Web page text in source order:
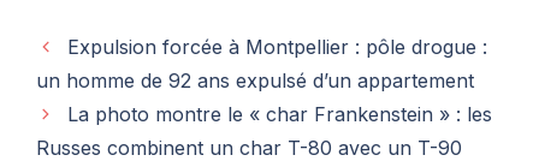
Expulsion forcée à Montpellier : pôle drogue :
un homme de 92 ans expulsé d’un appartement
La photo montre le « char Frankenstein » : les
Russes combinent un char T-80 avec un T-90